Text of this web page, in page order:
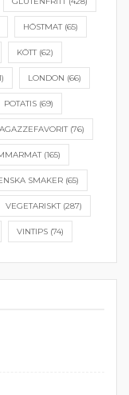
HÖSTMAT(65)
KÖTT(62)
LONDON (66)
POTATIS(69)
(76)
(165)
SMAKER(65)
VEGETARISKT(287)
VINTIPS (74)